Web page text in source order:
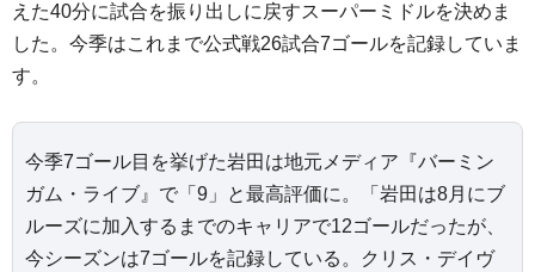
えた40分に試合を振り出しに戻すスーパーミドルを決めま
した。今季はこれまで公式戦26試合7ゴールを記録していま
す。
今季7ゴール目を挙げた岩田は地元メディア『バーミン
ガム・ライブ』で「9」と最高評価に。「岩田は8月にブ
ルーズに加入するまでのキャリアで12ゴールだったが、
今シーズンは7ゴールを記録している。クリス・デイヴ